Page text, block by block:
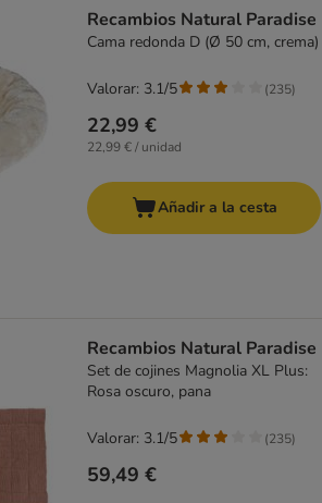
Recambios Natural Paradise
Cama redonda D (Ø 50 cm, crema)
22,99 €
22,99 € / unidad
Valorar: 3.1/5 (235)
Añadir a la cesta
Recambios Natural Paradise
Set de cojines Magnolia XL Plus:
Rosa oscuro, pana
59,49 €
Valorar: 3.1/5 (235)